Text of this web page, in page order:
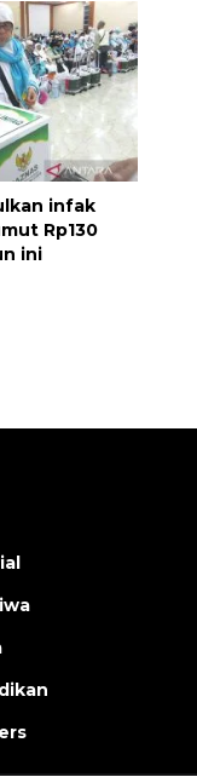
infak
Rp130
ini
saat